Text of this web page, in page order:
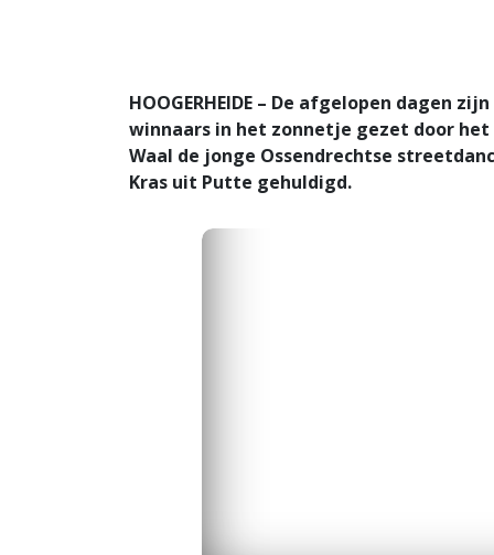
HOOGERHEIDE – De afgelopen dagen
winnaars in het zonnetje gezet door
Waal de jonge Ossendrechtse
Kras uit Putte gehuldigd.